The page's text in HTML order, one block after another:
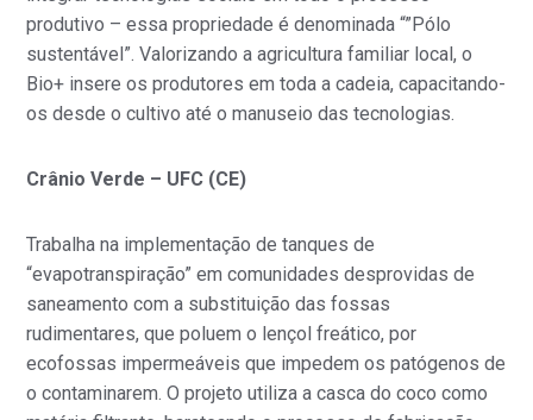
produtivo – essa propriedade é denominada “”Pólo
sustentável”. Valorizando a agricultura familiar local, o
Bio+ insere os produtores em toda a cadeia, capacitando-
os desde o cultivo até o manuseio das tecnologias.
Crânio Verde – UFC (CE)
Trabalha na implementação de tanques de
“evapotranspiração” em comunidades desprovidas de
saneamento com a substituição das fossas
rudimentares, que poluem o lençol freático, por
ecofossas impermeáveis que impedem os patógenos de
o contaminarem. O projeto utiliza a casca do coco como